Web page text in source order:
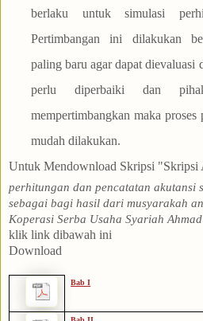
berlaku untuk simulasi
Pertimbangan ini dilakukan
paling baru agar dapat dievaluasi
perlu diperbaiki dan
mempertimbangkan maka proses
mudah dilakukan.
Untuk Mendownload Skripsi "Skripsi
perhitungan dan pencatatan akutansi
sebagai bagi hasil dari musyarakah
Koperasi Serba Usaha Syariah
klik link dibawah ini
Download
Bab I